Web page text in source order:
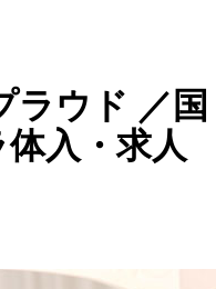
ラウド ／国
入・求人